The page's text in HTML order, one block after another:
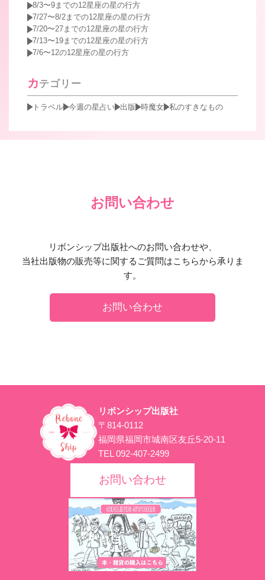
8/3〜9までの12星座の星の行方
7/27〜8/2までの12星座の星の行方
7/20〜27までの12星座の星の行方
7/13〜19までの12星座の星の行方
7/6〜12の12星座の星の行方
カテゴリー
トラベル 今週の星占い 出版 時魔女 私のすきなもの
お問い合わせ
リボンシップ出版社へのお問い合わせや、
当社出版物の販売等に関するご質問はこちらから承りま
す。
お問い合わせ
リボンシップ出版社
〒814-0112
福岡県福岡市城南区友丘5-20-11
TEL 092-407-2499
お問い合わせ